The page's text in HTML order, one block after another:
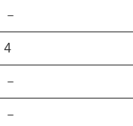
－
4
－
－